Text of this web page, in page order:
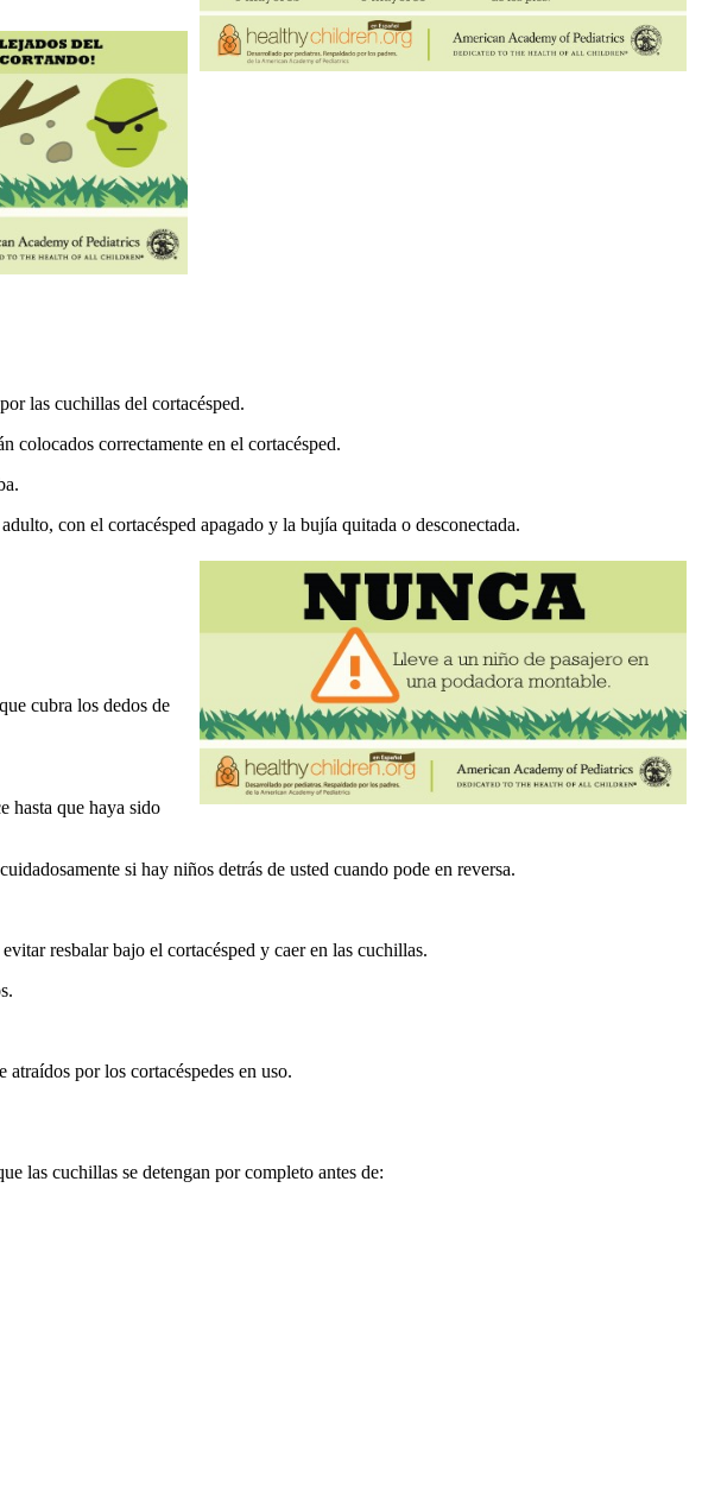
las cuchillas del cortacésped.
colocados correctamente en el cortacésped.
con el cortacésped apagado y la bujía quitada o desconectada.
cubra los dedos de
hasta que haya sido
si hay niños detrás de usted cuando pode en reversa.
resbalar bajo el cortacésped y caer en las cuchillas.
por los cortacéspedes en uso.
las cuchillas se detengan por completo antes de: